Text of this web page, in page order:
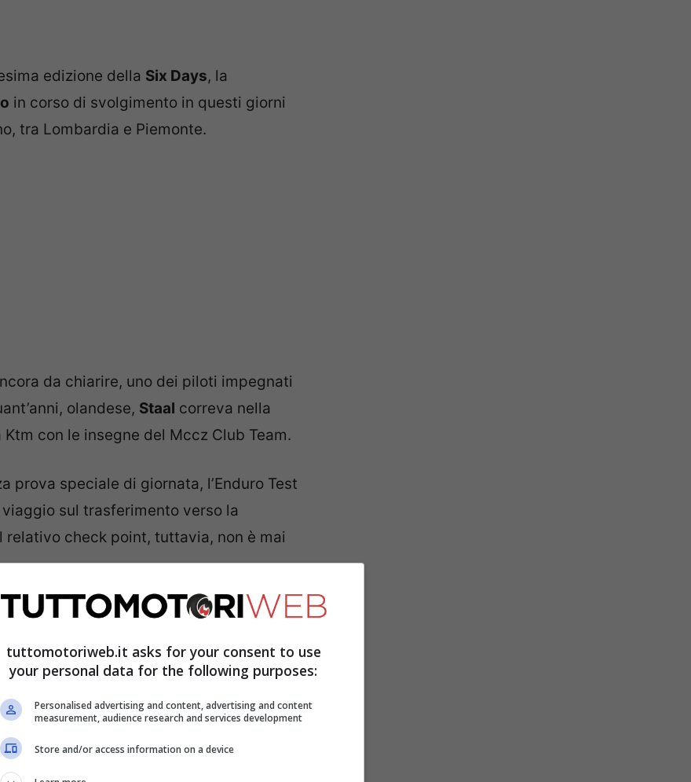
edizione della Six Days, la
in corso di svolgimento in questi giorni
tra Lombardia e Piemonte.
da chiarire, uno dei piloti impegnati
olandese, Staal correva nella
con le insegne del Mccz Club Team.
speciale di giornata, l’Enduro Test
sul trasferimento verso la
relativo check point, tuttavia, non è mai
la Six Days di enduro
tuttomotoriweb.it asks for your consent to use
your personal data for the following purposes:
Personalised advertising and content, advertising and content
measurement, audience research and services development
Store and/or access information on a device